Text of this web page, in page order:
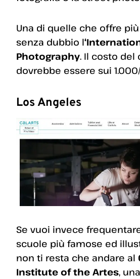
Una di quelle che offre
senza dubbio l
Photography. Il costo del
dovrebbe essere sui
Los Angeles
Se vuoi invece
scuole più famose ed
non ti resta che andare al
Institute of the Artes,